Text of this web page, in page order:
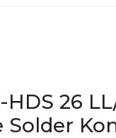
26
Solder